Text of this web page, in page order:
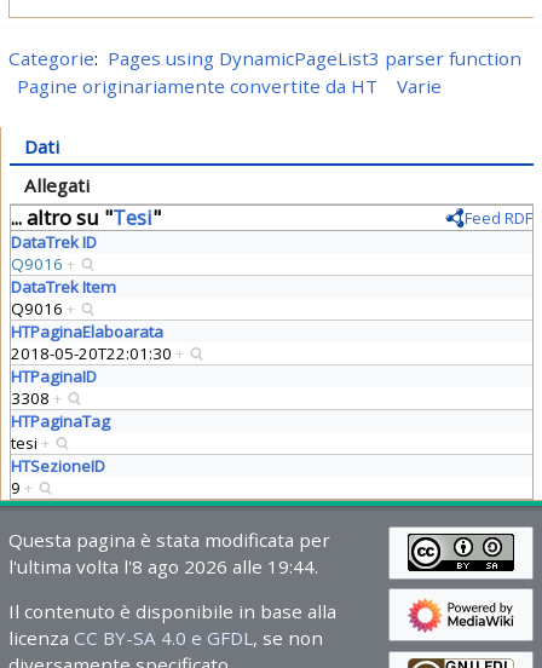
Categorie: Pages using DynamicPageList3 parser function
Pagine originariamente convertite da HT
Varie
Dati
Allegati
... altro su "Tesi"
Feed RDF
DataTrek ID
Q9016 +
DataTrek Item
Q9016 +
HTPaginaElaboarata
2018-05-20T22:01:30 +
HTPaginaID
3308 +
HTPaginaTag
tesi +
HTSezioneID
9 +
Questa pagina è stata modificata per
l'ultima volta l'8 ago 2026 alle 19:44.
Il contenuto è disponibile in base alla
licenza CC BY-SA 4.0 e GFDL , se non